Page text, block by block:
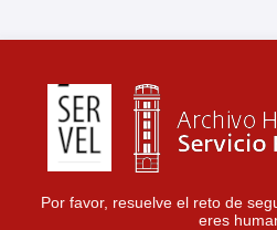
Por favor, resuelve el reto de
eres